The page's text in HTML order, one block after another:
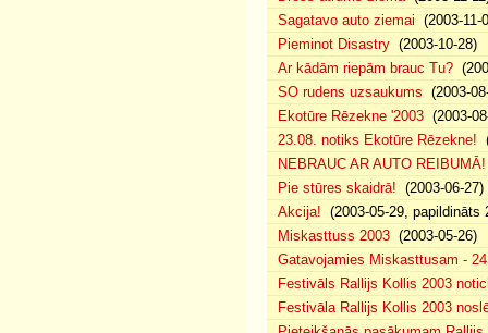
Sagatavo auto ziemai (2003-11-
Pieminot Disastry (2003-10-28)
Ar kādām riepām brauc Tu?
SO rudens uzsaukums (2003-
Ekotūre Rēzekne '2003 (2003-
23.08. notiks Ekotūre Rēzekne!
NEBRAUC AR AUTO REIBUMĀ!
Pie stūres skaidrā! (2003-06-27)
Akcija! (2003-05-29, papildināts
Miskasttuss 2003 (2003-05-26)
Gatavojamies Miskasttusam -
Festivāls Rallijs Kollis 2003
Festivāla Rallijs Kollis 2003